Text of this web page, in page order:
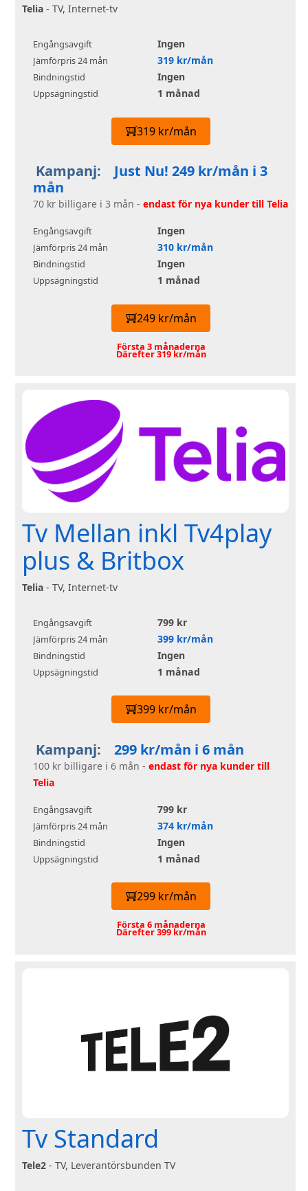
Telia - TV, Internet-tv
Engångsavgift Ingen
Jämförpris 24 mån 319 kr/mån
Bindningstid Ingen
Uppsägningstid 1 månad
319 kr/mån
Kampanj:
Just Nu! 249 kr/mån i 3
mån
70 kr billigare i 3 mån - endast för nya kunder till Telia
Engångsavgift Ingen
Jämförpris 24 mån 310 kr/mån
Bindningstid Ingen
Uppsägningstid 1 månad
249 kr/mån
Första 3 månaderna
Därefter 319 kr/mån
Tv Mellan inkl Tv4play
plus & Britbox
Telia - TV, Internet-tv
Engångsavgift 799 kr
Jämförpris 24 mån 399 kr/mån
Bindningstid Ingen
Uppsägningstid 1 månad
399 kr/mån
Kampanj: 299 kr/mån i 6 mån
100 kr billigare i 6 mån - endast för nya kunder till
Telia
Engångsavgift 799 kr
Jämförpris 24 mån 374 kr/mån
Bindningstid Ingen
Uppsägningstid 1 månad
299 kr/mån
Första 6 månaderna
Därefter 399 kr/mån
Tv Standard
Tele2 - TV, Leverantörsbunden TV